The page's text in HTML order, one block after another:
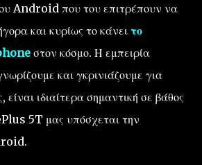
Android που του επιτρέπουν να
και κυρίως το κάνει το
στον κόσμο. Η εμπειρία
και γκρινιάζουμε για
ιδιαίτερα σημαντική σε βάθος
5T μας υπόσχεται την